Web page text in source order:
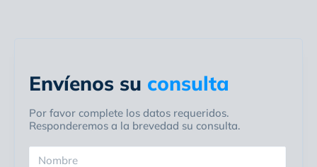
Envíenos su consulta
Por favor complete los datos requeridos.
Responderemos a la brevedad su consulta.